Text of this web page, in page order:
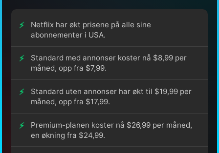
Netflix har økt prisene på alle sine
abonnementer i USA.
Standard med annonser koster nå $8,99 per
måned, opp fra $7,99.
Standard uten annonser har økt til $19,99 per
måned, opp fra $17,99.
Premium-planen koster nå $26,99 per måned,
en økning fra $24,99.